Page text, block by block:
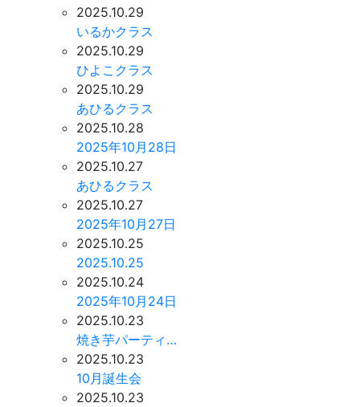
2025.10.29
いるかクラス
2025.10.29
ひよこクラス
2025.10.29
あひるクラス
2025.10.28
2025年10月28日
2025.10.27
あひるクラス
2025.10.27
2025年10月27日
2025.10.25
2025.10.25
2025.10.24
2025年10月24日
2025.10.23
焼き芋パーティ…
2025.10.23
10月誕生会
2025.10.23